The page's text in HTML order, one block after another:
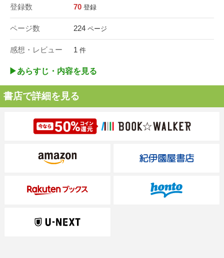
登録数 70 登録
ページ数 224 ページ
感想・レビュー 1 件
▶︎あらすじ・内容を見る
書店で詳細を見る